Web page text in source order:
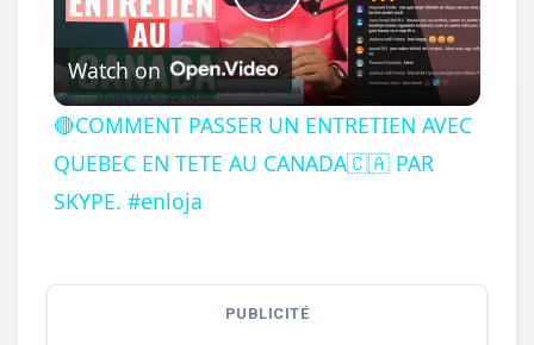
Play
Video
Watch on
🔴COMMENT PASSER UN ENTRETIEN AVEC
QUEBEC EN TETE AU CANADA🇨🇦 PAR
SKYPE. #enloja
PUBLICITÉ